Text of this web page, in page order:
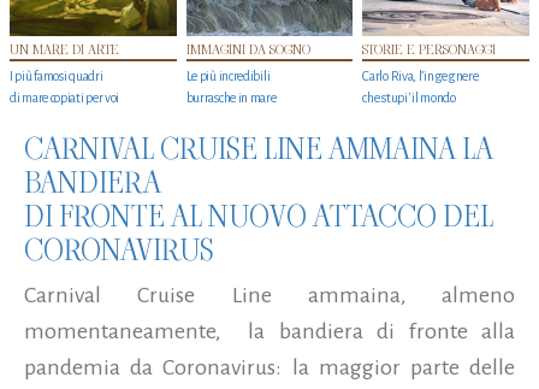
UN MARE DI ARTE
I più famosi quadri
di mare copiati per voi
IMMAGINI DA SOGNO
Le più incredibili
burrasche in mare
STORIE E PERSONAGGI
Carlo Riva, l’ingegnere
che stupi' il mondo
CARNIVAL CRUISE LINE AMMAINA LA
BANDIERA
DI FRONTE AL NUOVO ATTACCO DEL
CORONAVIRUS
Carnival Cruise Line ammaina, almeno
momentaneamente, la bandiera di fronte alla
pandemia da Coronavirus: la maggior parte delle